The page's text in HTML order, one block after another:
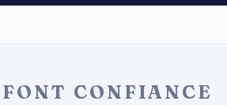
CONFIANCE